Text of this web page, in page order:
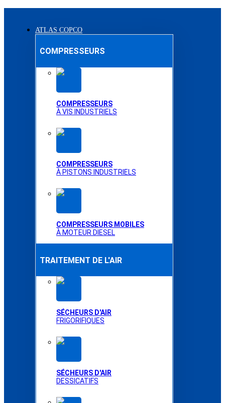
ATLAS COPCO
COMPRESSEURS
COMPRESSEURS
À VIS INDUSTRIELS
COMPRESSEURS
À PISTONS INDUSTRIELS
COMPRESSEURS MOBILES
À MOTEUR DIESEL
TRAITEMENT DE L'AIR
SÉCHEURS D'AIR
FRIGORIFIQUES
SÉCHEURS D'AIR
DESSICATIFS